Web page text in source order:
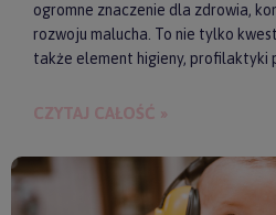
ogromne znaczenie dla zdrowia,
rozwoju malucha. To nie tylko
także element higieny, profilaktyki
CZYTAJ CAŁOŚĆ »